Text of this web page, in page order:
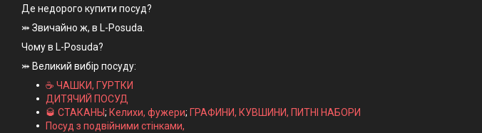
Де недорого купити посуд?
⤗ Звичайно ж, в L-Posuda.
Чому в L-Posuda?
⤗ Великий вибір посуду:
☕ ЧАШКИ, ГУРТКИ
ДИТЯЧИЙ ПОСУД
🥃 СТАКАНЫ; Келихи, фужери; ГРАФИНИ, КУВШИНИ, ПИТНІ НАБОРИ
Посуд з подвійними стінками,